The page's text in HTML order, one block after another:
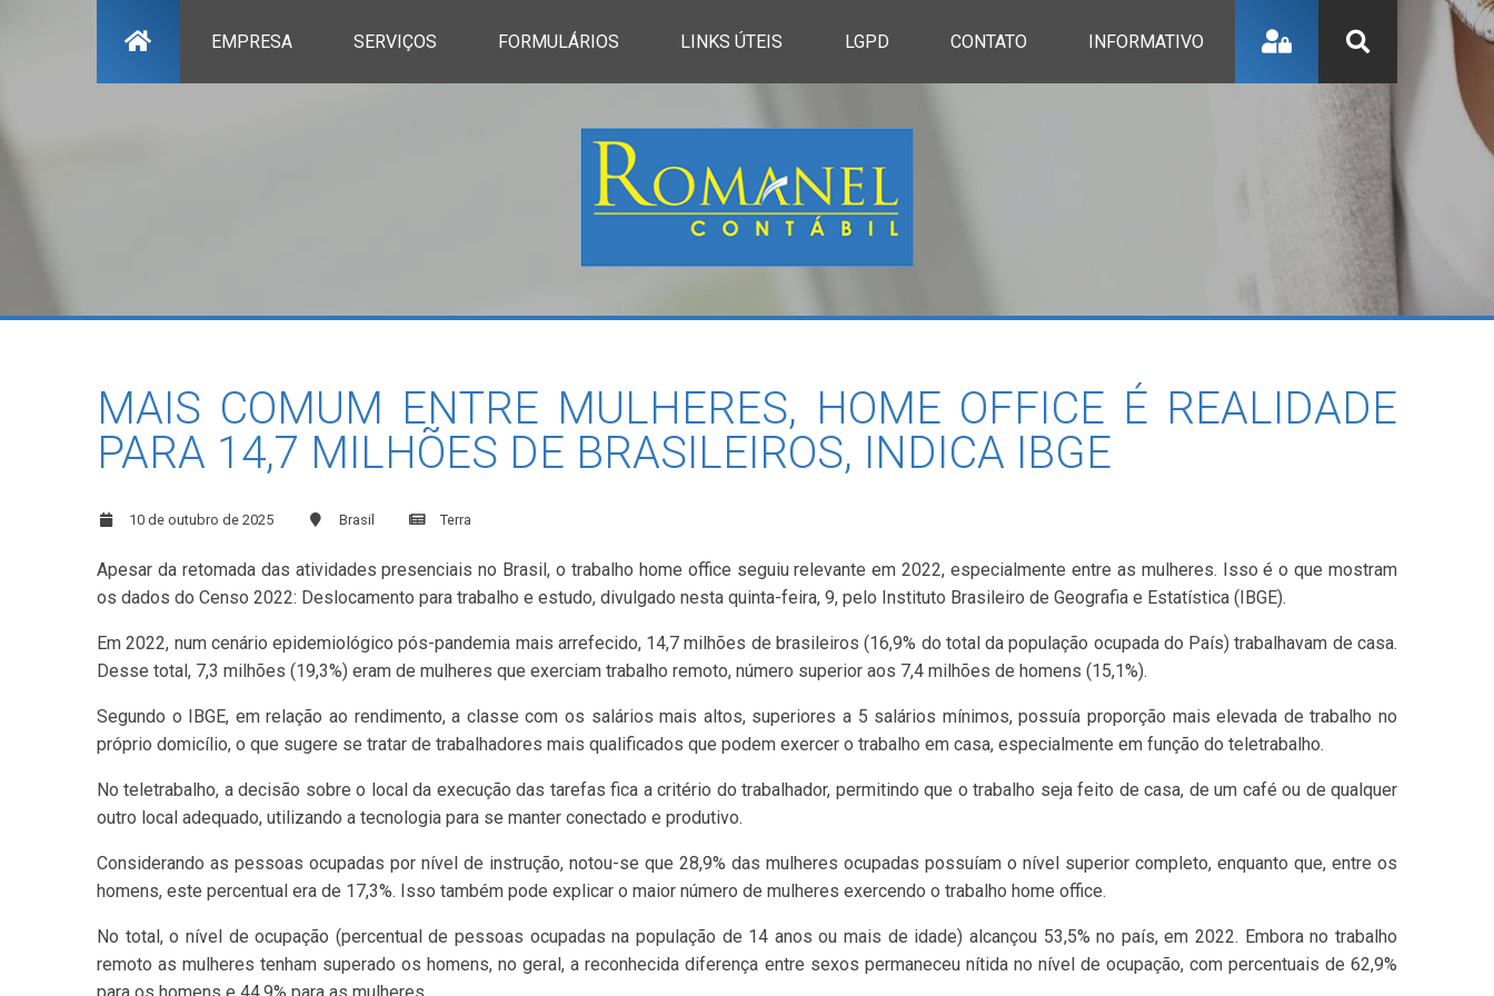
EMPRESA SERVIÇOS FORMULÁRIOS LINKS ÚTEIS LGPD CONTATO INFORMATIVO
MAIS COMUM ENTRE MULHERES, HOME OFFICE É REALIDADE
PARA 14,7 MILHÕES DE BRASILEIROS, INDICA IBGE
10 de outubro de 2025 Brasil Terra
Apesar da retomada das atividades presenciais no Brasil, o trabalho home office seguiu relevante em 2022, especialmente entre as mulheres. Isso é o que mostram
os dados do Censo 2022: Deslocamento para trabalho e estudo, divulgado nesta quinta-feira, 9, pelo Instituto Brasileiro de Geografia e Estatística (IBGE).
Em 2022, num cenário epidemiológico pós-pandemia mais arrefecido, 14,7 milhões de brasileiros (16,9% do total da população ocupada do País) trabalhavam de casa.
Desse total, 7,3 milhões (19,3%) eram de mulheres que exerciam trabalho remoto, número superior aos 7,4 milhões de homens (15,1%).
Segundo o IBGE, em relação ao rendimento, a classe com os salários mais altos, superiores a 5 salários mínimos, possuía proporção mais elevada de trabalho no
próprio domicílio, o que sugere se tratar de trabalhadores mais qualificados que podem exercer o trabalho em casa, especialmente em função do teletrabalho.
No teletrabalho, a decisão sobre o local da execução das tarefas fica a critério do trabalhador, permitindo que o trabalho seja feito de casa, de um café ou de qualquer
outro local adequado, utilizando a tecnologia para se manter conectado e produtivo.
Considerando as pessoas ocupadas por nível de instrução, notou-se que 28,9% das mulheres ocupadas possuíam o nível superior completo, enquanto que, entre os
homens, este percentual era de 17,3%. Isso também pode explicar o maior número de mulheres exercendo o trabalho home office.
No total, o nível de ocupação (percentual de pessoas ocupadas na população de 14 anos ou mais de idade) alcançou 53,5% no país, em 2022. Embora no trabalho
remoto as mulheres tenham superado os homens, no geral, a reconhecida diferença entre sexos permaneceu nítida no nível de ocupação, com percentuais de 62,9%
para os homens e 44,9% para as mulheres.